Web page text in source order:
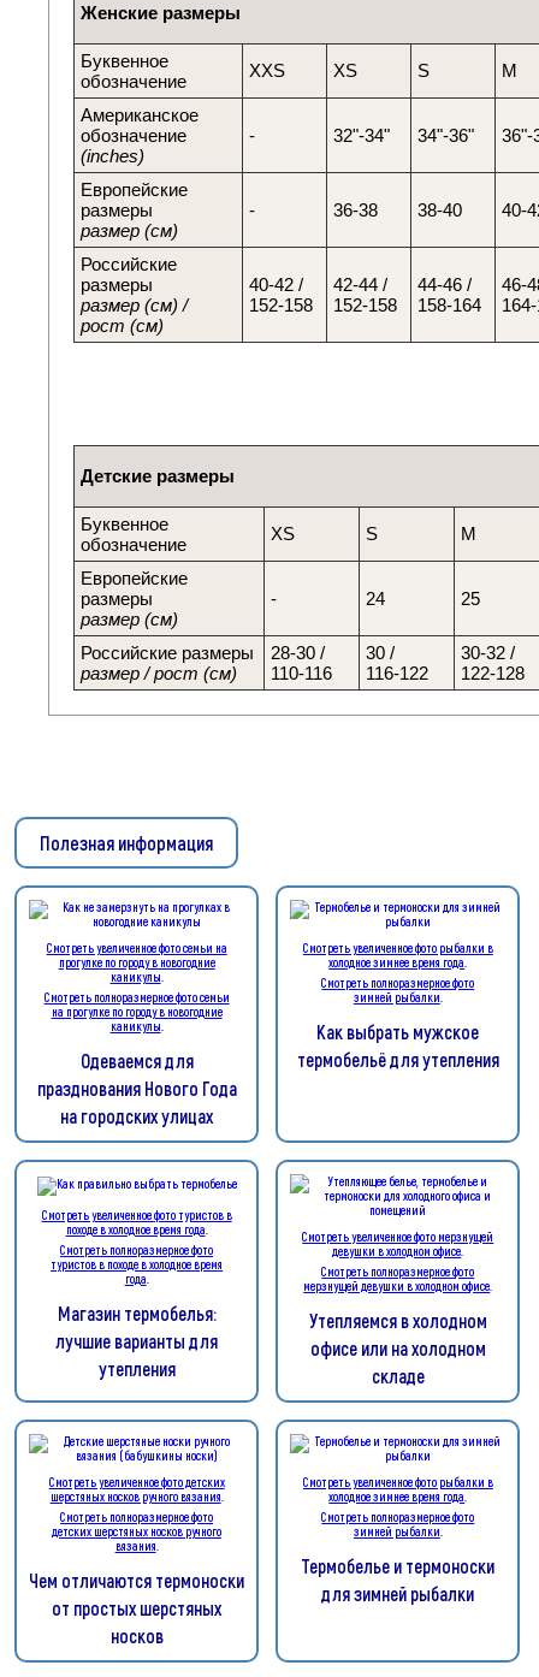
Женские размеры
Буквенное
обозначение
XXS XS S M
Американское
обозначение
(inches)
- 32"-34" 34"-36" 36"-
Европейские
размеры
размер (см)
- 36-38 38-40 40-
Российские
размеры
размер (см) /
рост (см)
40-42 /
152-158
42-44 /
152-158
44-46 /
158-164
46-
Детские размеры
Буквенное
обозначение
XS S M
Европейские
размеры
размер (см)
- 24 25
Российские размеры
размер / рост (см)
28-30 /
110-116
30 /
116-122
30-32 /
122-128
Полезная информация
Смотреть увеличенное фото семьи на
прогулке по городу в новогодние
каникулы
Смотреть полноразмерное фото семьи
на прогулке по городу в новогодние
каникулы
Одеваемся для
празднования Нового Года
на городских улицах
Смотреть увеличенное фото рыбалки в
холодное зимнее время года
Смотреть полноразмерное фото
зимней рыбалки
Как выбрать мужское
термобельё для утепления
Смотреть увеличенное фото туристов в
походе в холодное время года
Смотреть полноразмерное фото
туристов в походе в холодное время
года
Магазин термобелья:
лучшие варианты для
утепления
Смотреть увеличенное фото мерзнущей
девушки в холодном офисе
Смотреть полноразмерное фото
мерзнущей девушки в холодном офисе
Утепляемся в холодном
офисе или на холодном
складе
Смотреть увеличенное фото детских
шерстяных носков ручного вязания
Смотреть полноразмерное фото
детских шерстяных носков ручного
вязания
Чем отличаются термоноски
от простых шерстяных
носков
Смотреть увеличенное фото рыбалки в
холодное зимнее время года
Смотреть полноразмерное фото
зимней рыбалки
Термобелье и термоноски
для зимней рыбалки